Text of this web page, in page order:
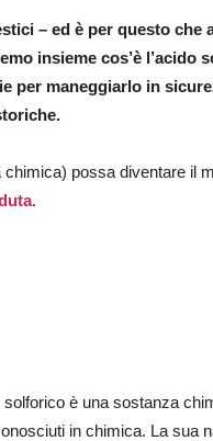
– ed è per questo che
insieme cos’è l’acido
per maneggiarlo in
possa diventare il
.
solforico è una sostanza
in chimica. La sua